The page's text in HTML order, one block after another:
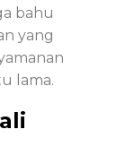
bahu
yang
lama.